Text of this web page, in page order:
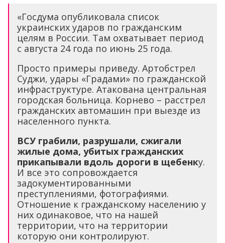
«Госдума опубликовала список
украинских ударов по гражданским
целям в России. Там охватывает период
с августа 24 года по июнь 25 года.
Просто примеры приведу. Артобстрел
Суджи, удары «Градами» по гражданской
инфраструктуре. Атакована центральная
городская больница. Корнево – расстрел
гражданских автомашин при выезде из
населенного пункта.
ВСУ грабили, разрушали, сжигали
жилые дома, убитых гражданских
прикапывали вдоль дороги в щебенку.
И все это сопровождается
задокументированными
преступлениями, фотографиями.
Отношение к гражданскому населению у
них одинаковое, что на нашей
территории, что на территории
которую они контролируют.